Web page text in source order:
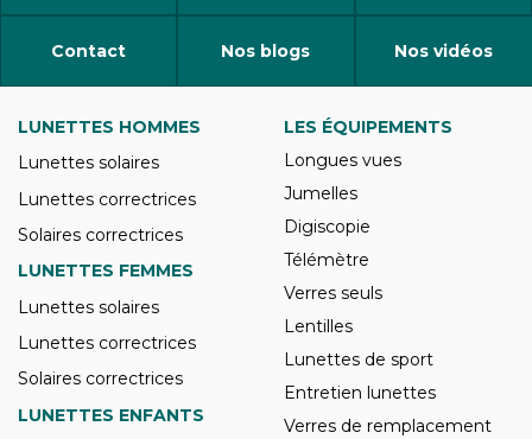
Contact Nos blogs Nos vidéos
LUNETTES HOMMES
Lunettes solaires
Lunettes correctrices
Solaires correctrices
LUNETTES FEMMES
Lunettes solaires
Lunettes correctrices
Solaires correctrices
LUNETTES ENFANTS
LES ÉQUIPEMENTS
Longues vues
Jumelles
Digiscopie
Télémètre
Verres seuls
Lentilles
Lunettes de sport
Entretien lunettes
Verres de remplacement